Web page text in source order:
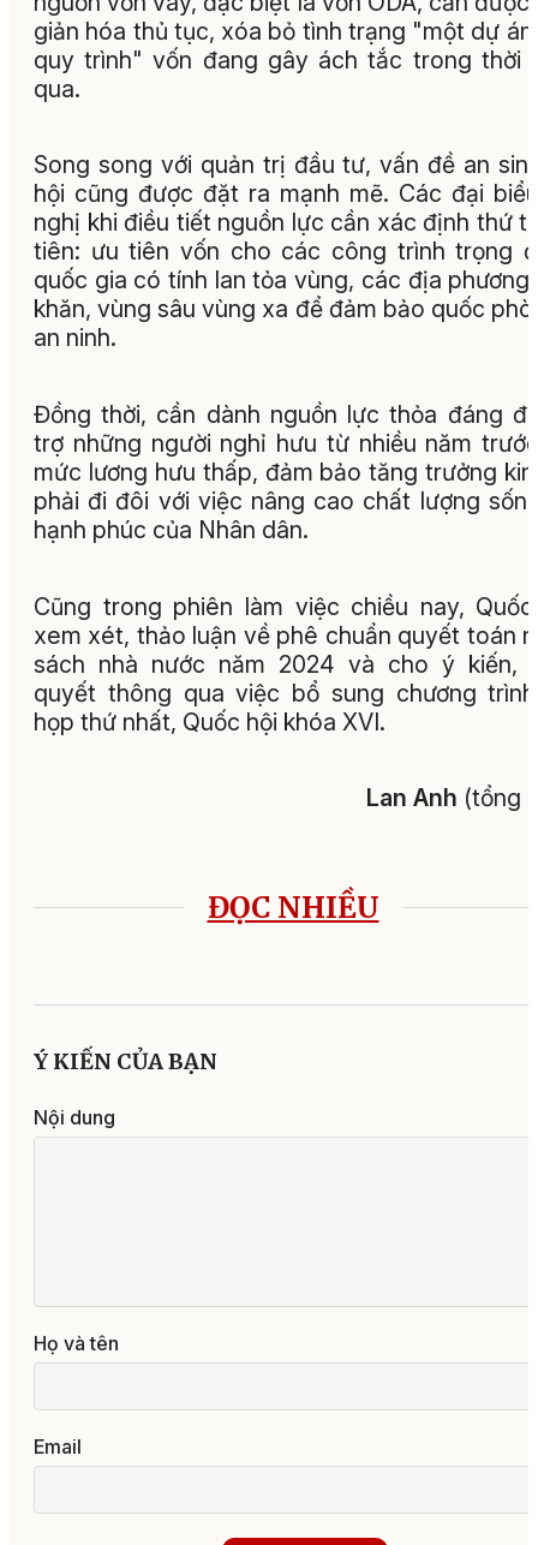
giản hóa thủ tục, xóa bỏ tình trạng "một dự
quy trình" vốn đang gây ách tắc trong thời
qua.
Song song với quản trị đầu tư, vấn đề an
hội cũng được đặt ra mạnh mẽ. Các đại
nghị khi điều tiết nguồn lực cần xác định thứ
tiên: ưu tiên vốn cho các công trình trọng
quốc gia có tính lan tỏa vùng, các địa phương
khăn, vùng sâu vùng xa để đảm bảo quốc
an ninh.
Đồng thời, cần dành nguồn lực thỏa đáng
trợ những người nghỉ hưu từ nhiều năm
mức lương hưu thấp, đảm bảo tăng trưởng
phải đi đôi với việc nâng cao chất lượng
hạnh phúc của Nhân dân.
Cũng trong phiên làm việc chiều nay,
xem xét, thảo luận về phê chuẩn quyết toán
sách nhà nước năm 2024 và cho ý kiến,
quyết thông qua việc bổ sung chương
họp thứ nhất, Quốc hội khóa XVI.
Lan Anh (tổng
ĐỌC NHIỀU
Ý KIẾN CỦA BẠN
Nội dung
Họ và tên
Email